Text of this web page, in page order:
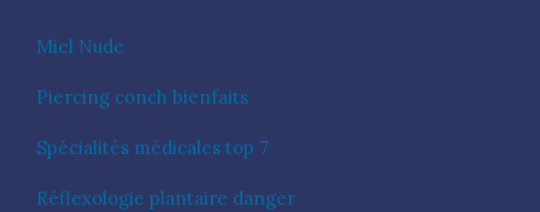
Miel Nude
Piercing conch bienfaits
Spécialités médicales top 7
Réflexologie plantaire danger